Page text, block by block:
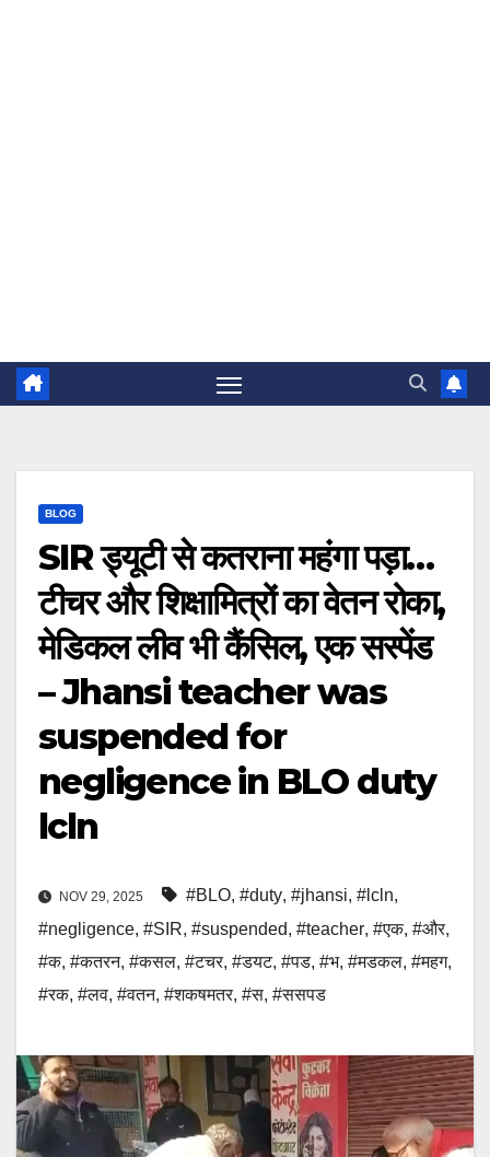
BLOG
SIR ड्यूटी से कतराना महंगा पड़ा…
टीचर और शिक्षामित्रों का वेतन रोका,
मेडिकल लीव भी कैंसिल, एक सस्पेंड
– Jhansi teacher was
suspended for
negligence in BLO duty
lcln
NOV 29, 2025 #BLO, #duty, #jhansi, #lcln,
#negligence, #SIR, #suspended, #teacher, #एक, #और,
#क, #कतरन, #कसल, #टचर, #डयट, #पड, #भ, #मडकल, #महग,
#रक, #लव, #वतन, #शकषमतर, #स, #ससपड